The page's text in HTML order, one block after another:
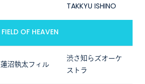
TAKKYU ISHINO
FIELD OF HEAVEN
蓮沼執太フィル
渋さ知らズオーケ
ストラ